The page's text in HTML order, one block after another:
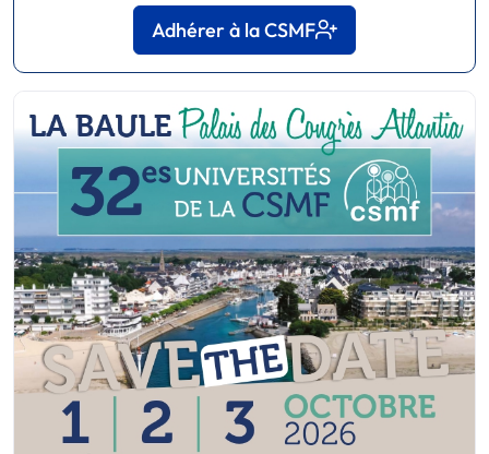
Adhérer à la CSMF